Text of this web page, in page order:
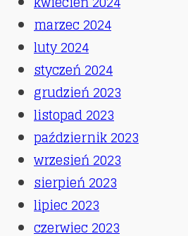
marzec 2024
luty 2024
styczeń 2024
grudzień 2023
listopad 2023
październik 2023
wrzesień 2023
sierpień 2023
lipiec 2023
czerwiec 2023